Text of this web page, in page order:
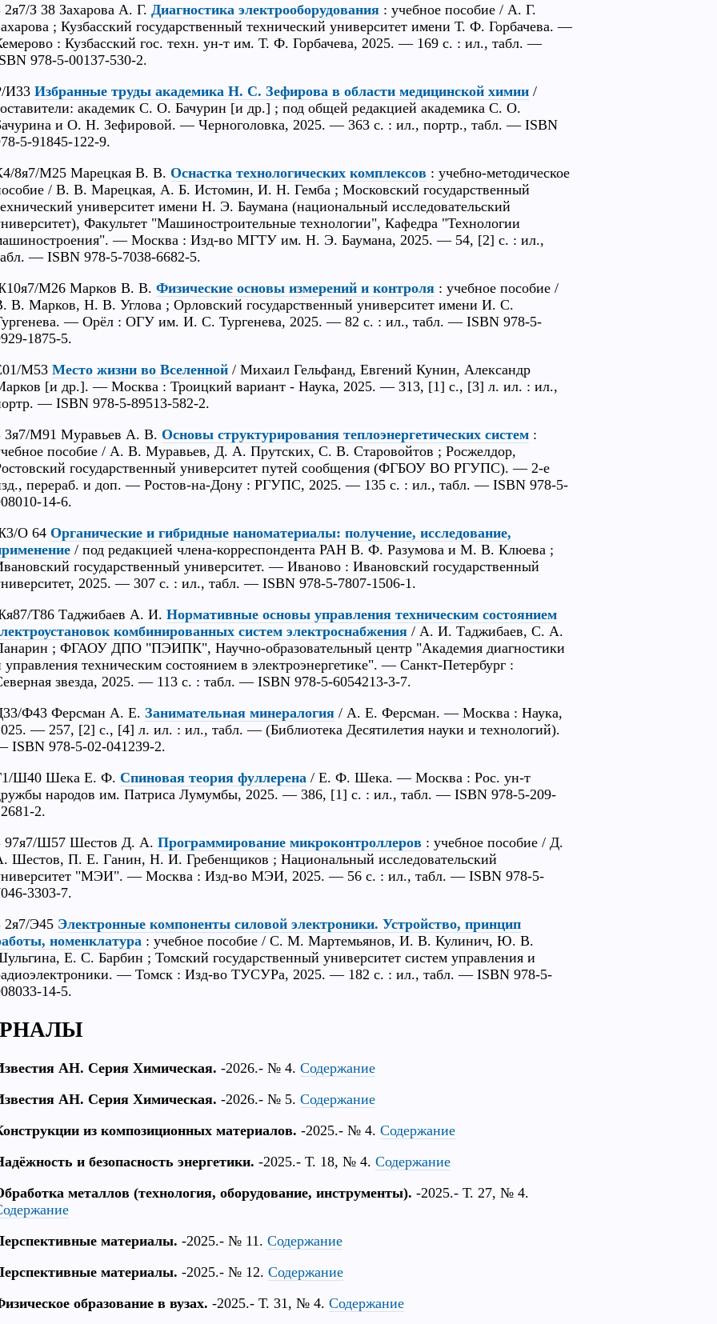
2я7/З 38 Захарова А. Г. Диагностика электрооборудования : учебное пособие / А. Г.
; Кузбасский государственный технический университет имени Т. Ф. Горбачева. —
: Кузбасский гос. техн. ун-т им. Т. Ф. Горбачева, 2025. — 169 с. : ил., табл. —
978-5-00137-530-2.
И33 Избранные труды академика Н. С. Зефирова в области медицинской химии /
академик С. О. Бачурин [и др.] ; под общей редакцией академика С. О.
и О. Н. Зефировой. — Черноголовка, 2025. — 363 с. : ил., портр., табл. — ISBN
5-91845-122-9.
8я7/М25 Марецкая В. В. Оснастка технологических комплексов : учебно-методическое
/ В. В. Марецкая, А. Б. Истомин, И. Н. Гемба ; Московский государственный
университет имени Н. Э. Баумана (национальный исследовательский
Факультет "Машиностроительные технологии", Кафедра "Технологии
— Москва : Изд-во МГТУ им. Н. Э. Баумана, 2025. — 54, [2] с. : ил.,
— ISBN 978-5-7038-6682-5.
М26 Марков В. В. Физические основы измерений и контроля : учебное пособие /
В. Марков, Н. В. Углова ; Орловский государственный университет имени И. С.
— Орёл : ОГУ им. И. С. Тургенева, 2025. — 82 с. : ил., табл. — ISBN 978-5-
1875-5.
М53 Место жизни во Вселенной / Михаил Гельфанд, Евгений Кунин, Александр
[и др.]. — Москва : Троицкий вариант - Наука, 2025. — 313, [1] с., [3] л. ил. : ил.,
— ISBN 978-5-89513-582-2.
3я7/М91 Муравьев А. В. Основы структурирования теплоэнергетических систем :
пособие / А. В. Муравьев, Д. А. Прутских, С. В. Старовойтов ; Росжелдор,
государственный университет путей сообщения (ФГБОУ ВО РГУПС). — 2-е
перераб. и доп. — Ростов-на-Дону : РГУПС, 2025. — 135 с. : ил., табл. — ISBN 978-5-
14-6.
О 64 Органические и гибридные наноматериалы: получение, исследование,
/ под редакцией члена-корреспондента РАН В. Ф. Разумова и М. В. Клюева ;
государственный университет. — Иваново : Ивановский государственный
2025. — 307 с. : ил., табл. — ISBN 978-5-7807-1506-1.
Т86 Таджибаев А. И. Нормативные основы управления техническим состоянием
комбинированных систем электроснабжения / А. И. Таджибаев, С. А.
; ФГАОУ ДПО "ПЭИПК", Научно-образовательный центр "Академия диагностики
управления техническим состоянием в электроэнергетике". — Санкт-Петербург :
звезда, 2025. — 113 с. : табл. — ISBN 978-5-6054213-3-7.
Ф43 Ферсман А. Е. Занимательная минералогия / А. Е. Ферсман. — Москва : Наука,
— 257, [2] с., [4] л. ил. : ил., табл. — (Библиотека Десятилетия науки и технологий).
ISBN 978-5-02-041239-2.
Ш40 Шека Е. Ф. Спиновая теория фуллерена / Е. Ф. Шека. — Москва : Рос. ун-т
народов им. Патриса Лумумбы, 2025. — 386, [1] с. : ил., табл. — ISBN 978-5-209-
2.
97я7/Ш57 Шестов Д. А. Программирование микроконтроллеров : учебное пособие / Д.
Шестов, П. Е. Ганин, Н. И. Гребенщиков ; Национальный исследовательский
"МЭИ". — Москва : Изд-во МЭИ, 2025. — 56 с. : ил., табл. — ISBN 978-5-
3303-7.
2я7/Э45 Электронные компоненты силовой электроники. Устройство, принцип
номенклатура : учебное пособие / С. М. Мартемьянов, И. В. Кулинич, Ю. В.
Е. С. Барбин ; Томский государственный университет систем управления и
— Томск : Изд-во ТУСУРа, 2025. — 182 с. : ил., табл. — ISBN 978-5-
14-5.
АН. Серия Химическая. -2026.- № 4. Содержание
АН. Серия Химическая. -2026.- № 5. Содержание
из композиционных материалов. -2025.- № 4. Содержание
и безопасность энергетики. -2025.- Т. 18, № 4. Содержание
металлов (технология, оборудование, инструменты). -2025.- Т. 27, № 4.
материалы. -2025.- № 11. Содержание
материалы. -2025.- № 12. Содержание
образование в вузах. -2025.- Т. 31, № 4. Содержание